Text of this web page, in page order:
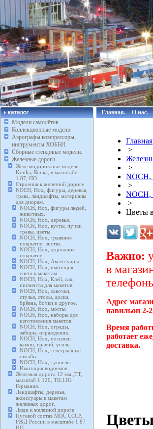
Модели самолётов.
Коллекционные модели
Аэрографы компрессоры,
инструменты ХОББИ.
Сборные стендовые модели.
Железные дороги
Железнодорожные модели
Konka, Конка, в масштабе
1:87, HO.
Строения к железной дороге
NOCH, Нох, фигуры, деревья,
трава, ландшафты, материалы
для диорам.
NOCH, Нох, фигуры людей,
животных.
NOCH, Нох, деревья.
NOCH, Нох, кусты, пучки
травы, цветы.
NOCH, Нох, травяное
покрытие, листва.
NOCH, Нох, дорожное
покрытие.
NOCH, Нох, Аксессуары
NOCH, Нох, имитация
снега к макетам
NOCH, Нох, Клей, лак,
пигменты для макетов
NOCH, Нох, лавочки,
стулья, столы, доски,
брёвна, бочки и другое.
NOCH, Нох, мосты.
NOCH, Нох, наборы для
изготовления макетов
NOCH, Нох, ограды,
заборы, ограждения.
NOCH, Нох, посыпки
камни, гравий, уголь.
NOCH, Нох, телеграфные
столбы
NOCH, Нох, туннели.
Имитация водоёмов
Железная дорога 12 мм.,TT,
масштаб 1:120, TILLIG
Германия.
Ландшафты, деревья,
аксессуары к макетам
железных дорог.
Люди к железной дороге
Путевой состав МПС СССР,
РЖД России в масштабе 1:87
HO.
Главная. О нас.
Главная
>
>
NOCH,
>
NOCH,
>
Цветы
Важно:
в
Адрес
павильон 2-
Время
работает
доставка.